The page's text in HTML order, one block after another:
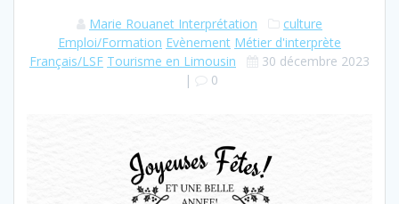
Marie Rouanet Interprétation
culture
Emploi/Formation Evènement Métier d'interprète
Français/LSF Tourisme en Limousin
30 décembre 2023
|
0